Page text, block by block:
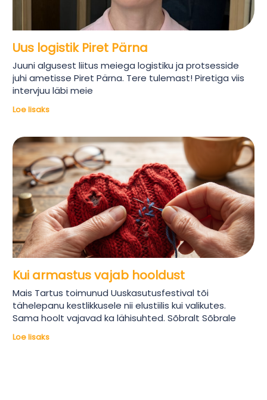
Uus logistik Piret Pärna
Juuni algusest liitus meiega logistiku ja protsesside
juhi ametisse Piret Pärna. Tere tulemast! Piretiga viis
intervjuu läbi meie
Loe lisaks
Kui armastus vajab hooldust
Mais Tartus toimunud Uuskasutusfestival tõi
tähelepanu kestlikkusele nii elustiilis kui valikutes.
Sama hoolt vajavad ka lähisuhted. Sõbralt Sõbrale
Loe lisaks